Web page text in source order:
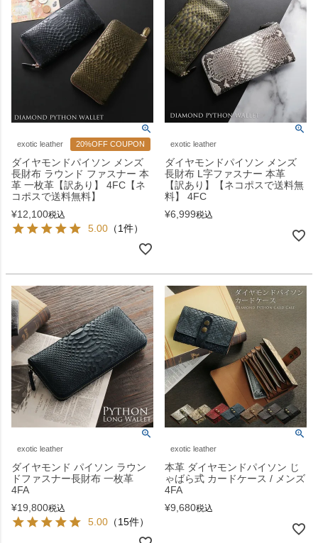
exotic leather 20%OFF COUPON
ダイヤモンドパイソン メンズ
長財布 ラウンド ファスナー 本
革 一枚革【訳あり】 4FC【ネ
コポスで送料無料】
¥12,100税込
5.00 （1件）
exotic leather
ダイヤモンドパイソン メンズ
長財布 L字ファスナー 本革
【訳あり】【ネコポスで送料無
料】 4FC
¥6,999税込
exotic leather
ダイヤモンド パイソン ラウン
ドファスナー長財布 一枚革
4FA
¥19,800税込
5.00 （15件）
exotic leather
本革 ダイヤモンドパイソン じ
ゃばら式 カードケース / メンズ
4FA
¥9,680税込